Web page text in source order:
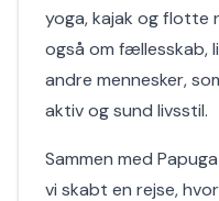
yoga, kajak og flotte
også om fællesskab,
andre mennesker,
aktiv og sund livsstil.
Sammen med
vi skabt en rejse,